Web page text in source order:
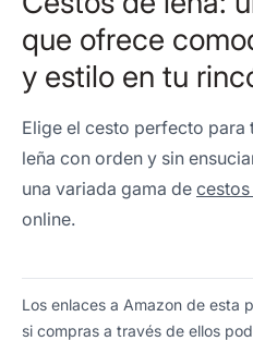
que ofrece
y estilo en tu
Elige el cesto perfecto
leña con orden y sin
una variada gama de cestos
online.
Los enlaces a Amazon de esta
si compras a través de ellos